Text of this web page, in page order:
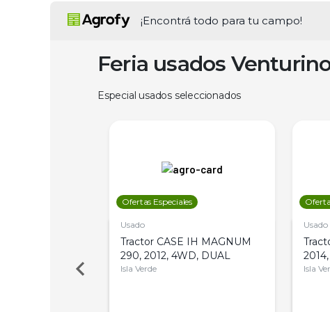
¡Encontrá todo para tu campo!
Feria usados
Especial usados seleccionados
Ofertas Especiales
Usado
Tractor CASE IH MAGNUM
290, 2012, 4WD, DUAL
Isla Verde
Usado
Isla